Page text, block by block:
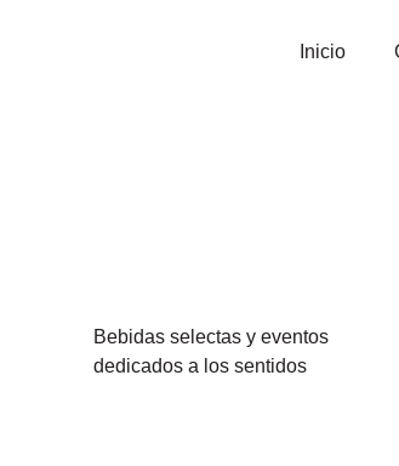
Inicio
Bebidas selectas y eventos
dedicados a los sentidos